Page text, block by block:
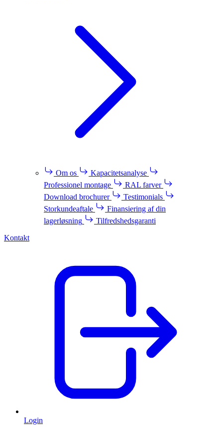
Om os
Kapacitetsanalyse
Professionel montage
RAL farver
Download brochurer
Testimonials
Storkundeaftale
Finansiering af din
lagerløsning
Tilfredshedsgaranti
Kontakt
Login